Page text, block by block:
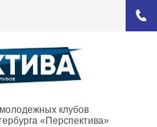
клубов
«Перспектива»